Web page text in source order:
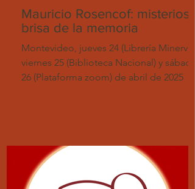
Mauricio Rosencof: misteriosa
brisa de la memoria
Montevideo, jueves 24 (Librería Minerva),
viernes 25 (Biblioteca Nacional) y sábado
26 (Plataforma zoom) de abril de 2025